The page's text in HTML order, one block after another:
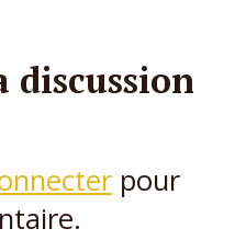
discussion
pour